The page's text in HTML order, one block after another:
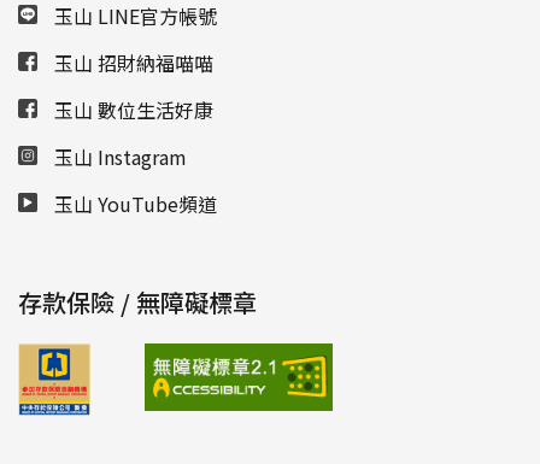
玉山 LINE官方帳號
玉山 招財納福喵喵
玉山 數位生活好康
玉山 Instagram
玉山 YouTube頻道
存款保險 / 無障礙標章